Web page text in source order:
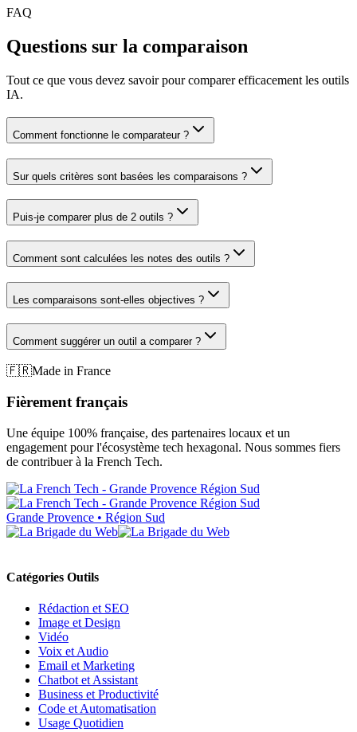
FAQ
Questions sur la comparaison
Tout ce que vous devez savoir pour comparer efficacement les outils
IA.
Comment fonctionne le comparateur ?
Sur quels critères sont basées les comparaisons ?
Puis-je comparer plus de 2 outils ?
Comment sont calculées les notes des outils ?
Les comparaisons sont-elles objectives ?
Comment suggérer un outil a comparer ?
🇫🇷Made in France
Fièrement français
Une équipe 100% française, des partenaires locaux et un
engagement pour l'écosystème tech hexagonal. Nous sommes fiers
de contribuer à la French Tech.
Grande Provence • Région Sud
Catégories Outils
Rédaction et SEO
Image et Design
Vidéo
Voix et Audio
Email et Marketing
Chatbot et Assistant
Business et Productivité
Code et Automatisation
Usage Quotidien